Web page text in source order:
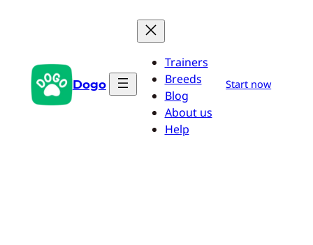
Dogo
Trainers
Breeds
Blog
About us
Help
Start now